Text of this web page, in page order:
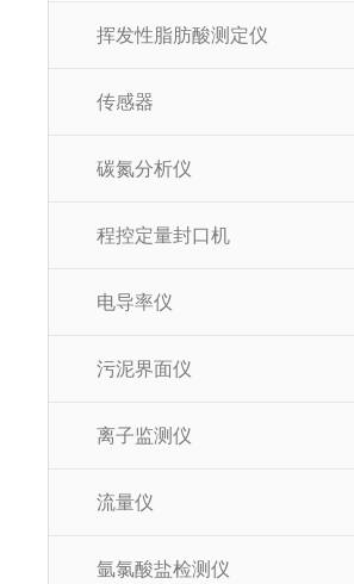
挥发性脂肪酸测定仪
传感器
碳氮分析仪
程控定量封口机
电导率仪
污泥界面仪
离子监测仪
流量仪
氩氯酸盐检测仪